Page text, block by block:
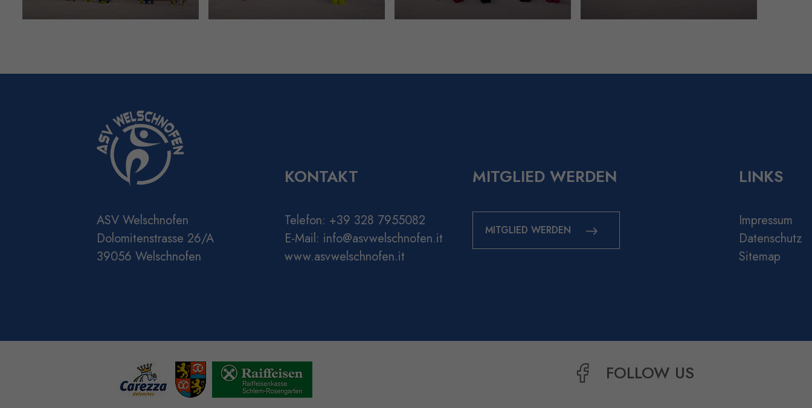
ASV Welschnofen
Dolomitenstrasse 26/A
39056 Welschnofen
KONTAKT
Telefon: +39 328 7955082
E-Mail: info@asvwelschnofen.it
www.asvwelschnofen.it
MITGLIED WERDEN
MITGLIED WERDEN
LINKS
Impressum
Datenschutz
Sitemap
FOLLOW US